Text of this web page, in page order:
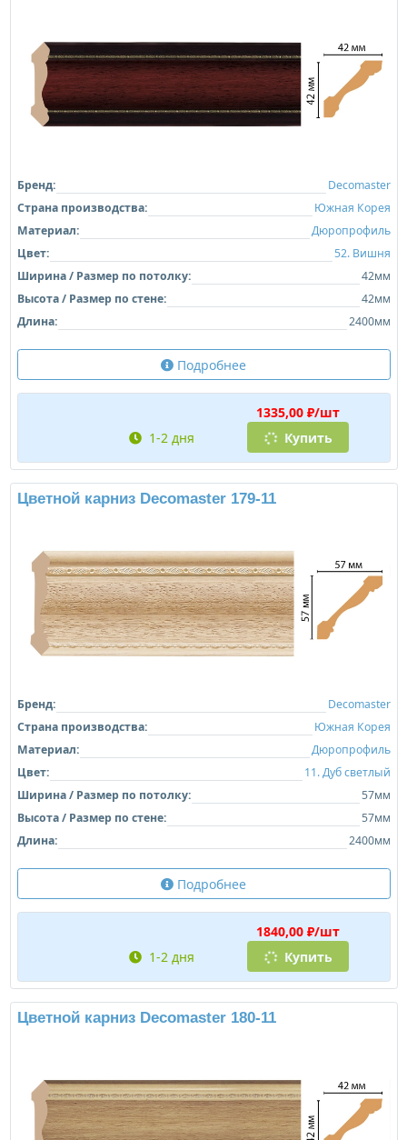
Бренд:
Decomaster
Страна производства:
Южная Корея
Материал:
Дюропрофиль
Цвет:
52. Вишня
Ширина / Размер по потолку:
42мм
Высота / Размер по стене:
42мм
Длина:
2400мм
Подробнее
1335,00 ₽/шт
1-2 дня
Купить
Цветной карниз Decomaster 179-11
Бренд:
Decomaster
Страна производства:
Южная Корея
Материал:
Дюропрофиль
Цвет:
11. Дуб светлый
Ширина / Размер по потолку:
57мм
Высота / Размер по стене:
57мм
Длина:
2400мм
Подробнее
1840,00 ₽/шт
1-2 дня
Купить
Цветной карниз Decomaster 180-11